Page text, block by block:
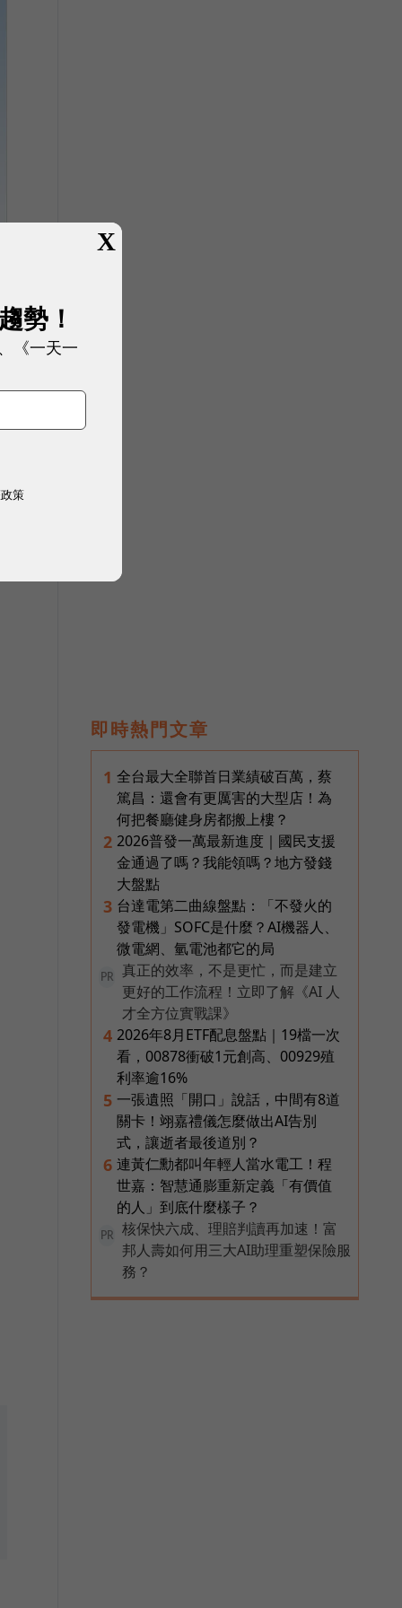
即時熱門文章
1 全台最大全聯首日業績破百萬，蔡
篤昌：還會有更厲害的大型店！為
何把餐廳健身房都搬上樓？
2 2026普發一萬最新進度｜國民支援
金通過了嗎？我能領嗎？地方發錢
大盤點
3 台達電第二曲線盤點：「不發火的
發電機」SOFC是什麼？AI機器人、
微電網、氫電池都它的局
PR
真正的效率，不是更忙，而是建立
更好的工作流程！立即了解《AI 人
才全方位實戰課》
4 2026年8月ETF配息盤點｜19檔一次
看，00878衝破1元創高、00929殖
利率逾16%
5 一張遺照「開口」說話，中間有8道
關卡！翊嘉禮儀怎麼做出AI告別
式，讓逝者最後道別？
6 連黃仁勳都叫年輕人當水電工！程
世嘉：智慧通膨重新定義「有價值
的人」到底什麼樣子？
PR
核保快六成、理賠判讀再加速！富
邦人壽如何用三大AI助理重塑保險服
務？
X
勢！
《一天一
策